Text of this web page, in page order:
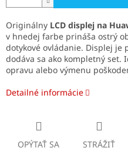
Originálny LCD displej na
v hnedej farbe prináša ostrý
dotykové ovládanie. Displej je
dodáva sa ako kompletný
opravu alebo výmenu
Detailné informácie
OPÝTAŤ SA STRÁŽIŤ